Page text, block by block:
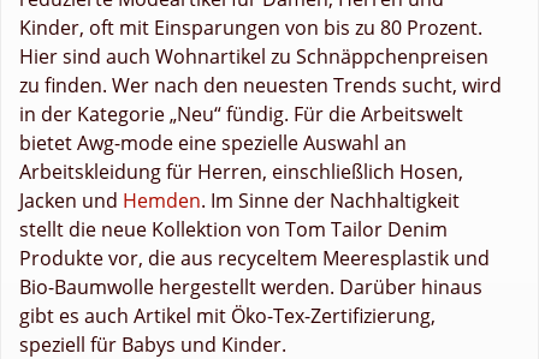
Kinder, oft mit Einsparungen von bis zu 80 Prozent.
Hier sind auch Wohnartikel zu Schnäppchenpreisen
zu finden. Wer nach den neuesten Trends sucht, wird
in der Kategorie „Neu“ fündig. Für die Arbeitswelt
bietet Awg-mode eine spezielle Auswahl an
Arbeitskleidung für Herren, einschließlich Hosen,
Jacken und Hemden. Im Sinne der Nachhaltigkeit
stellt die neue Kollektion von Tom Tailor Denim
Produkte vor, die aus recyceltem Meeresplastik und
Bio-Baumwolle hergestellt werden. Darüber hinaus
gibt es auch Artikel mit Öko-Tex-Zertifizierung,
speziell für Babys und Kinder.